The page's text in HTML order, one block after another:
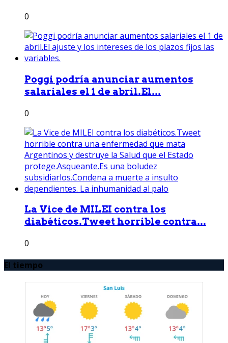
0
Poggi podría anunciar aumentos
salariales el 1 de abril.El...
0
La Vice de MILEI contra los
diabéticos.Tweet horrible contra...
0
El tiempo